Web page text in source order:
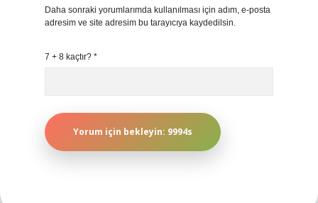
Daha sonraki yorumlarımda kullanılması için adım, e-posta
adresim ve site adresim bu tarayıcıya kaydedilsin.
7 + 8 kaçtır? *